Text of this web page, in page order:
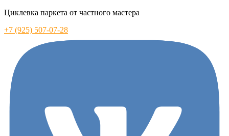
Циклевка паркета от частного мастера
+7 (925) 507-07-28